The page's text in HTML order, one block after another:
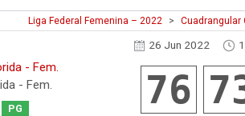
Liga Federal Femenina – 2022 > Cuadrangular
26 Jun 2022
- Fem.
PG 76